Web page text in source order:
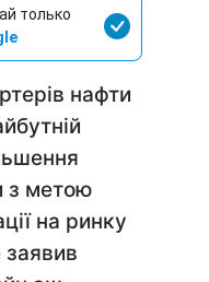
только
нафти
з метою
на ринку